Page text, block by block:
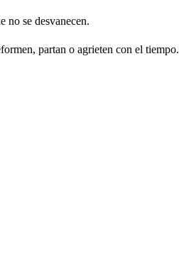
no se desvanecen.
partan o agrieten con el tiempo.